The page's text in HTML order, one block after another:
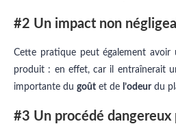
#2 Un impact non
Cette pratique peut également
produit : en effet, car il entraînerait
importante du goût et de l’odeurdu
#3 Un procédé dangereux